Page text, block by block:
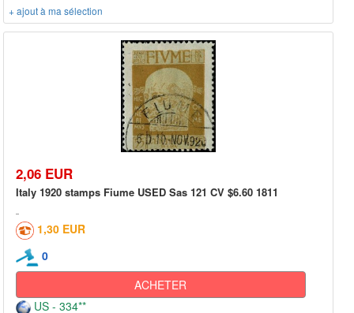
+ ajout à ma sélection
2,06 EUR
Italy 1920 stamps Fiume USED Sas 121 CV $6.60 1811
1,30 EUR
0
ACHETER
US - 334**